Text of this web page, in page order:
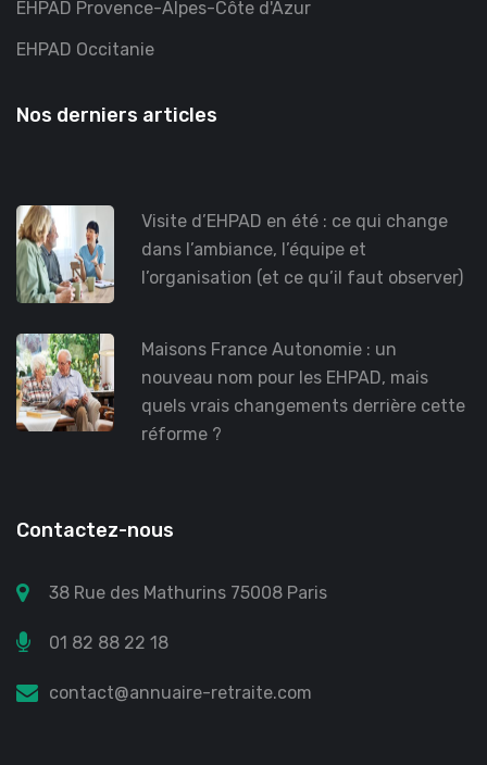
EHPAD Provence-Alpes-Côte d'Azur
EHPAD Occitanie
Nos derniers articles
Visite d’EHPAD en été : ce qui change
dans l’ambiance, l’équipe et
l’organisation (et ce qu’il faut observer)
Maisons France Autonomie : un
nouveau nom pour les EHPAD, mais
quels vrais changements derrière cette
réforme ?
Contactez-nous
38 Rue des Mathurins 75008 Paris
01 82 88 22 18
contact@annuaire-retraite.com